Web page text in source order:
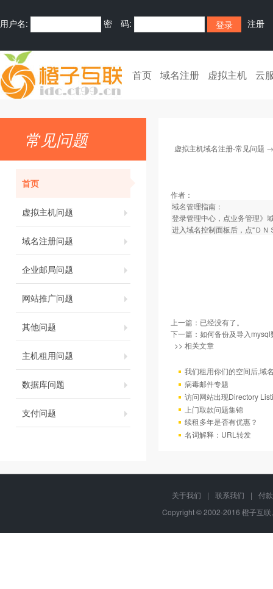
用户名: 密 码: 注册
首页 域名注册 虚拟主机 云
常见问题
首页
虚拟主机问题
域名注册问题
企业邮局问题
网站推广问题
其他问题
主机租用问题
数据库问题
支付问题
虚拟主机域名注册-常见问题
作者：
域名管理指南：
登录管理中心，点业务管理
进入域名控制面板后，点“Ｄ
上一篇：已经没有了。
下一篇： 如何备份及导入
>> 相关文章
我们租用你们的空间后,域
病毒邮件专题
访问网站出现Directory
上门取款问题集锦
续租多年是否有优惠？
名词解释：URL转发
关于我们 | 联系我们 |
付
Copyright © 2002-2016 橙子互